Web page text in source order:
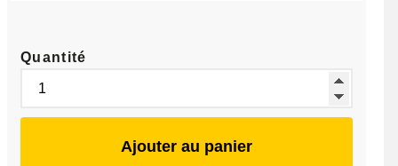
Quantité
Ajouter au panier